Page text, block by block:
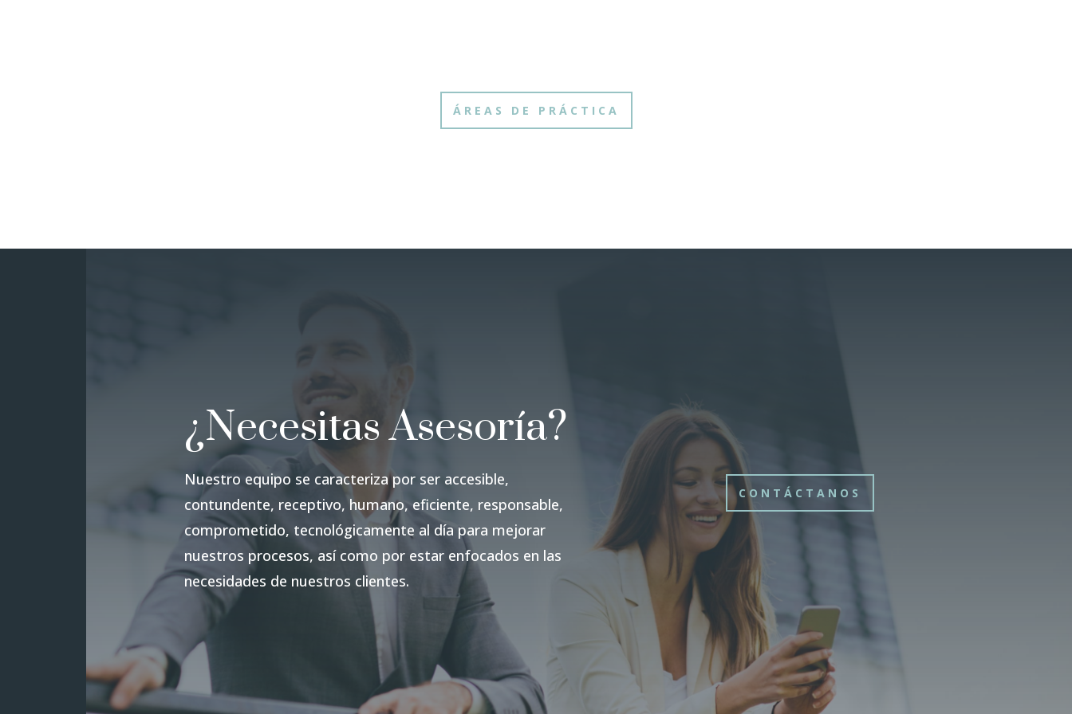
ÁREAS DE PRÁCTICA
¿Necesitas Asesoría?
Nuestro equipo se caracteriza por ser accesible,
contundente, receptivo, humano, eficiente, responsable,
comprometido, tecnológicamente al día para mejorar
nuestros procesos, así como por estar enfocados en las
necesidades de nuestros clientes.
CONTÁCTANOS